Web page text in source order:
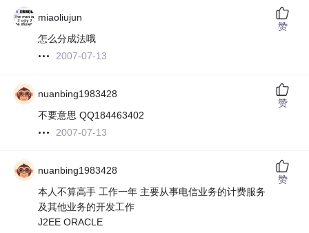
miaoliujun
怎么分成法哦
2007-07-13
赞
nuanbing1983428
不要意思 QQ184463402
2007-07-13
赞
nuanbing1983428
本人不算高手 工作一年 主要从事电信业务的计费服务
及其他业务的开发工作
J2EE ORACLE
赞